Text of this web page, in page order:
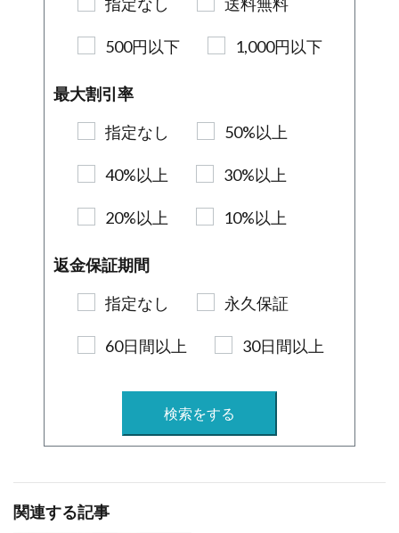
500円以下 1,000円以下
最大割引率
指定なし
50%以上
40%以上 30%以上
20%以上 10%以上
返金保証期間
指定なし
永久保証
60日間以上 30日間以上
検索をする
関連する記事